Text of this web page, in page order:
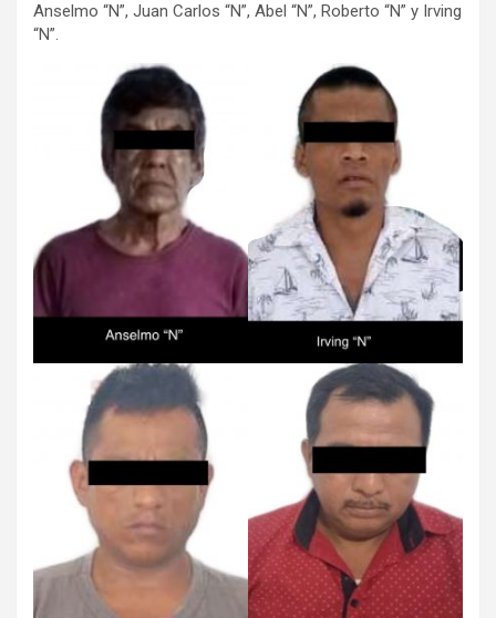
Anselmo “N”, Juan Carlos “N”, Abel “N”, Roberto “N” y Irving
“N”.